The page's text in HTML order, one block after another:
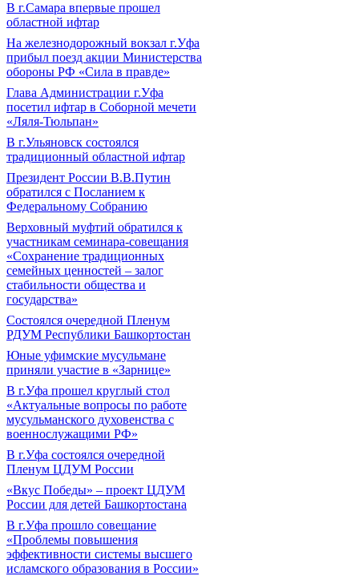
В г.Самара впервые прошел
областной ифтар
На железнодорожный вокзал г.Уфа
прибыл поезд акции Министерства
обороны РФ «Сила в правде»
Глава Администрации г.Уфа
посетил ифтар в Соборной мечети
«Ляля-Тюльпан»
В г.Ульяновск состоялся
традиционный областной ифтар
Президент России В.В.Путин
обратился с Посланием к
Федеральному Собранию
Верховный муфтий обратился к
участникам семинара-совещания
«Сохранение традиционных
семейных ценностей – залог
стабильности общества и
государства»
Состоялся очередной Пленум
РДУМ Республики Башкортостан
Юные уфимские мусульмане
приняли участие в «Зарнице»
В г.Уфа прошел круглый стол
«Актуальные вопросы по работе
мусульманского духовенства с
военнослужащими РФ»
В г.Уфа состоялся очередной
Пленум ЦДУМ России
«Вкус Победы» – проект ЦДУМ
России для детей Башкортостана
В г.Уфа прошло совещание
«Проблемы повышения
эффективности системы высшего
исламского образования в России»